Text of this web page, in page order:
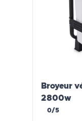
Broyeur
2800w
0/5